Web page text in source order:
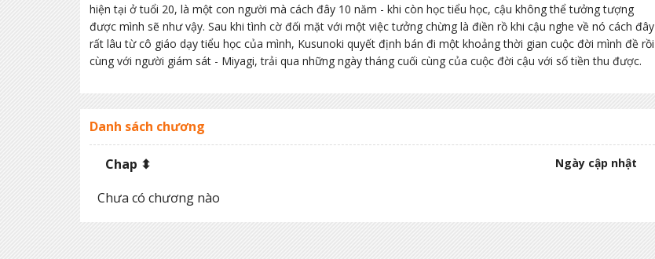
hiện tại ở tuổi 20, là một con người mà cách đây 10 năm - khi còn học tiểu học, cậu không thể tưởng tượng
được mình sẽ như vậy. Sau khi tình cờ đối mặt với một việc tưởng chừng là điền rồ khi cậu nghe về nó cách đây
rất lâu từ cô giáo dạy tiểu học của mình, Kusunoki quyết định bán đi một khoảng thời gian cuộc đời mình đề rồi
cùng với người giám sát - Miyagi, trải qua những ngày tháng cuối cùng của cuộc đời cậu với số tiền thu được.
Danh sách chương
Chap ⬍ Ngày cập nhật
Chưa có chương nào